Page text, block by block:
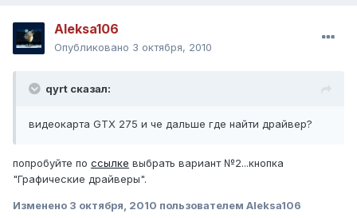
Aleksa106
Опубликовано 3 октября, 2010
qyrt сказал:
видеокарта GTX 275 и че дальше где найти драйвер?
попробуйте по ссылке выбрать вариант №2...кнопка
"Графические драйверы".
Изменено 3 октября, 2010 пользователем Aleksa106